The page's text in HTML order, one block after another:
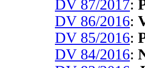
DV 87/2017:
DV 86/2016:
DV 85/2016:
DV 84/2016: